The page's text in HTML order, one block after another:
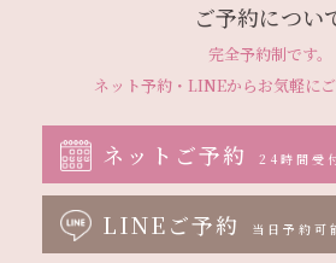
ご予約につい
完全予約制です。
ネット予約・LINEからお気軽に
ネットご予約 24時間受
LINEご予約 当日予約可